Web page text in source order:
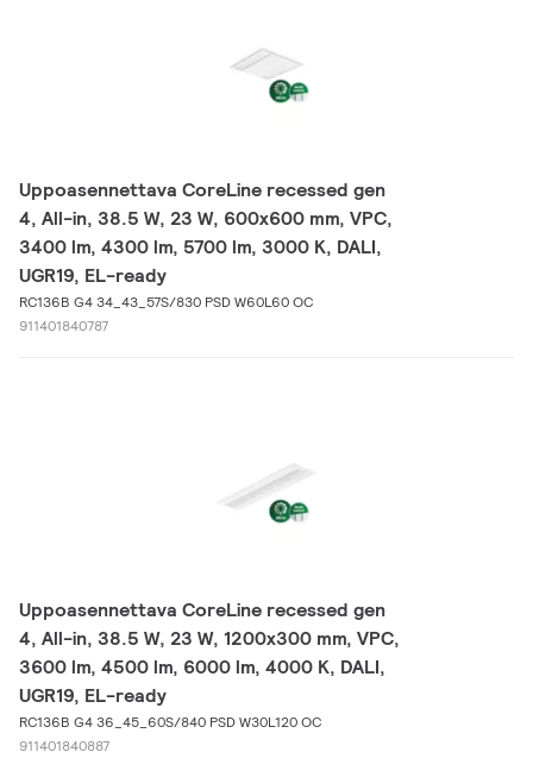
Uppoasennettava CoreLine recessed gen
4, All-in, 38.5 W, 23 W, 600x600 mm, VPC,
3400 lm, 4300 lm, 5700 lm, 3000 K, DALI,
UGR19, EL-ready
RC136B G4 34_43_57S/830 PSD W60L60 OC
911401840787
Uppoasennettava CoreLine recessed gen
4, All-in, 38.5 W, 23 W, 1200x300 mm, VPC,
3600 lm, 4500 lm, 6000 lm, 4000 K, DALI,
UGR19, EL-ready
RC136B G4 36_45_60S/840 PSD W30L120 OC
911401840887